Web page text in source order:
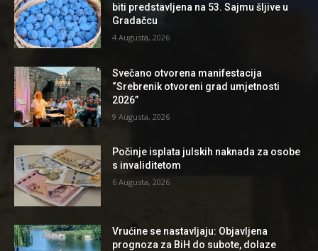
biti predstavljena na 53. Sajmu šljive u
Gradačcu
4 Augusta, 2026
Svečano otvorena manifestacija
“Srebrenik otvoreni grad umjetnosti
2026”
9 Augusta, 2026
Počinje isplata julskih naknada za osobe
s invaliditetom
6 Augusta, 2026
Vrućine se nastavljaju: Objavljena
prognoza za BiH do subote, dolaze